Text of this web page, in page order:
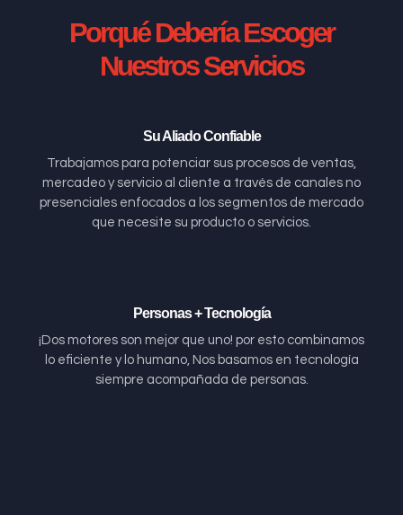
Porqué Debería Escoger
Nuestros Servicios
Su Aliado Confiable
Trabajamos para potenciar sus procesos de ventas,
mercadeo y servicio al cliente a través de canales no
presenciales enfocados a los segmentos de mercado
que necesite su producto o servicios.
Personas + Tecnología
¡Dos motores son mejor que uno! por esto combinamos
lo eficiente y lo humano, Nos basamos en tecnología
siempre acompañada de personas.